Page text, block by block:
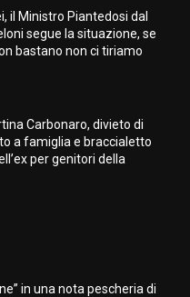
il Ministro Piantedosi dal
segue la situazione, se
bastano non ci tiriamo
Carbonaro, divieto di
a famiglia e braccialetto
per genitori della
in una nota pescheria di